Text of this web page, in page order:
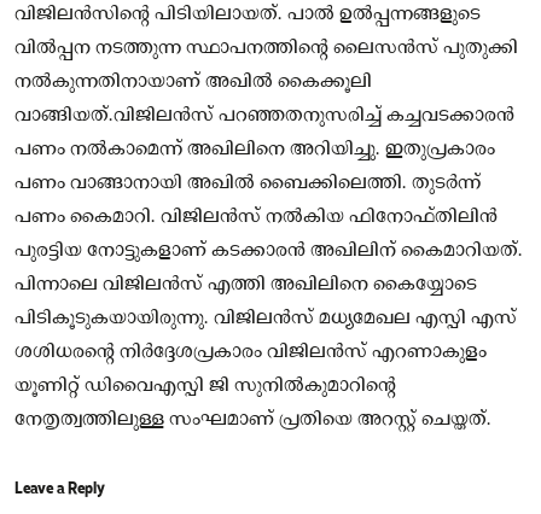
വിജിലന്‍സിന്റെ പിടിയിലായത്. പാല്‍ ഉല്‍പ്പന്നങ്ങളുടെ
വില്‍പ്പന നടത്തുന്ന സ്ഥാപനത്തിന്റെ ലൈസന്‍സ് പുതുക്കി
നല്‍കുന്നതിനായാണ് അഖില്‍ കൈക്കൂലി
വാങ്ങിയത്.വിജിലന്‍സ് പറഞ്ഞതനുസരിച്ച് കച്ചവടക്കാരന്‍
പണം നല്‍കാമെന്ന് അഖിലിനെ അറിയിച്ചു. ഇതുപ്രകാരം
പണം വാങ്ങാനായി അഖില്‍ ബൈക്കിലെത്തി. തുടര്‍ന്ന്
പണം കൈമാറി. വിജിലന്‍സ് നല്‍കിയ ഫിനോഫ്തിലിന്‍
പുരട്ടിയ നോട്ടുകളാണ് കടക്കാരന്‍ അഖിലിന് കൈമാറിയത്.
പിന്നാലെ വിജിലന്‍സ് എത്തി അഖിലിനെ കൈയ്യോടെ
പിടികൂടുകയായിരുന്നു. വിജിലന്‍സ് മധ്യമേഖല എസ്പി എസ്
ശശിധരന്റെ നിര്‍ദ്ദേശപ്രകാരം വിജിലന്‍സ് എറണാകുളം
യൂണിറ്റ് ഡിവൈഎസ്പി ജി സുനില്‍കുമാറിന്റെ
നേതൃത്വത്തിലുള്ള സംഘമാണ് പ്രതിയെ അറസ്റ്റ് ചെയ്തത്.
Leave a Reply